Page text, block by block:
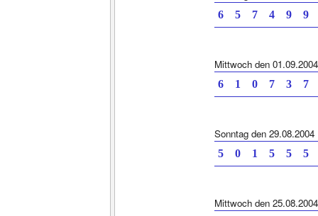
6 5 7 4 9
Mittwoch den 01.09.2004
6 1 0 7 3
Sonntag den 29.08.2004
5 0 1 5 5
Mittwoch den 25.08.2004